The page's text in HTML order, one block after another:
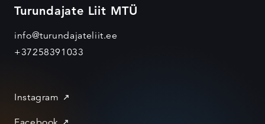
Turundajate Liit MTÜ
info@turundajateliit.ee
+37258391033
Instagram